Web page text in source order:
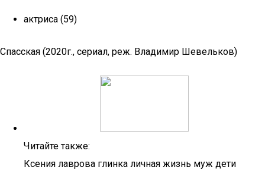
актриса (59)
Спасская (2020г., сериал, реж. Владимир Шевельков)
Читайте также:
Ксения лаврова глинка личная жизнь муж дети